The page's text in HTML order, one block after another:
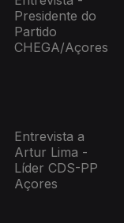
Presidente do
Partido
CHEGA/Açores
Entrevista a
Artur Lima -
Líder CDS-PP
Açores